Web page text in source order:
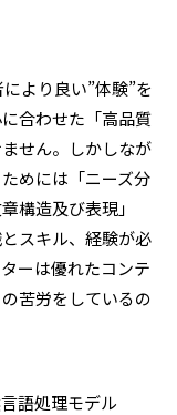
より良い”体験”を
合わせた「高品質
せん。しかしなが
めには「ニーズ分
構造及び表現」
スキル、経験が必
ーは優れたコンテ
苦労をしているの
語処理モデル